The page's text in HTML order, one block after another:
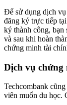
Để sử dụng dịch vụ
đăng ký trực tiếp
ký thành công, bạn
và sau khi hoàn
chứng minh tài
Dịch vụ chứng
Techcombank
viên muốn du học.